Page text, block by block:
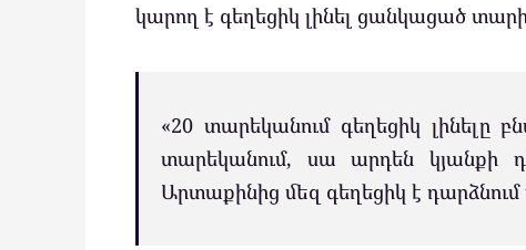
կարող է գեղեցիկ լինել ցանկացած
«20 տարեկանում գեղեցիկ լինելը
տարեկանում, սա արդեն կյանքի
Արտաքինից մեզ գեղեցիկ է դարձնում